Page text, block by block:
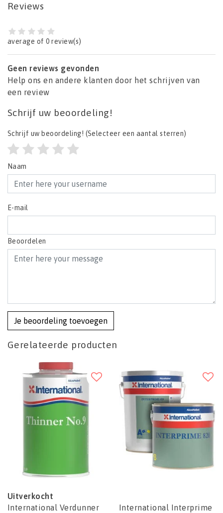
Reviews
average of 0 review(s)
Geen reviews gevonden
Help ons en andere klanten door het schrijven van
een review
Schrijf uw beoordeling!
Schrijf uw beoordeling! (Selecteer een aantal sterren)
Naam
E-mail
Beoordelen
Je beoordeling toevoegen
Gerelateerde producten
Uitverkocht
International Verdunner
International Interprime